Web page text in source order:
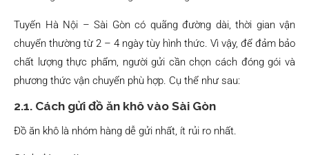
Tuyến Hà Nội – Sài Gòn có quãng đường dài, thời gian vận
chuyển thường từ 2 – 4 ngày tùy hình thức. Vì vậy, để đảm bảo
chất lượng thực phẩm, người gửi cần chọn cách đóng gói và
phương thức vận chuyển phù hợp. Cụ thể như sau:
2.1. Cách gửi đồ ăn khô vào Sài Gòn
Đồ ăn khô là nhóm hàng dễ gửi nhất, ít rủi ro nhất.